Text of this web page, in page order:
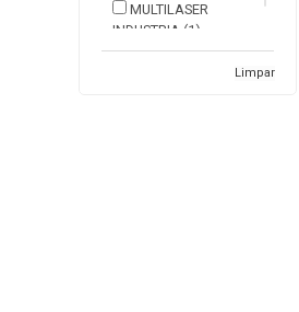
MULTILASER
INDUSTRIA (1)
Limpar